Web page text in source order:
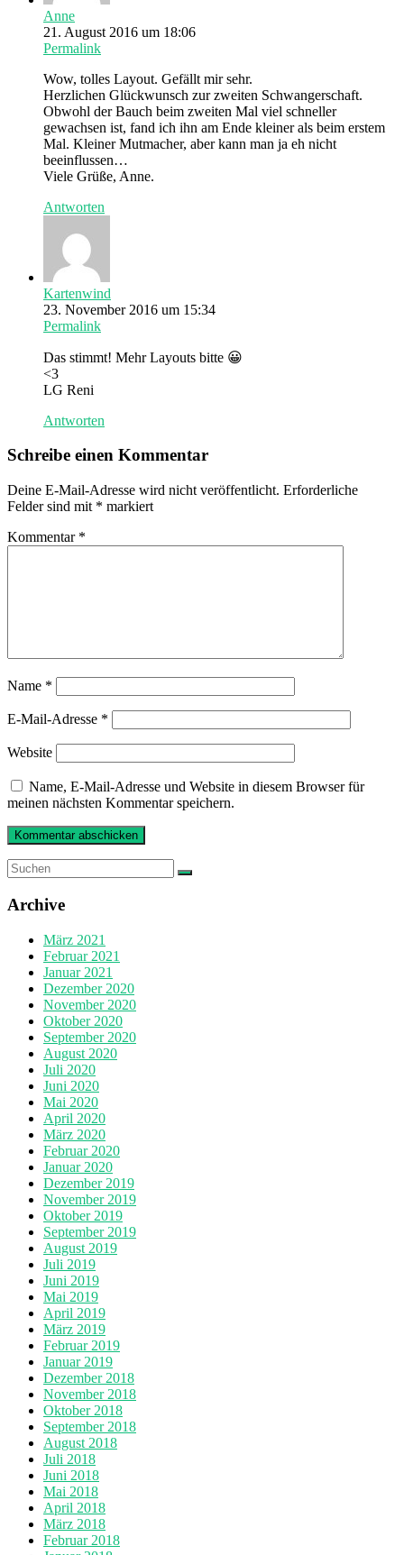
Anne
21. August 2016 um 18:06
Permalink
Wow, tolles Layout. Gefällt mir sehr.
Herzlichen Glückwunsch zur zweiten Schwangerschaft.
Obwohl der Bauch beim zweiten Mal viel schneller
gewachsen ist, fand ich ihn am Ende kleiner als beim erstem
Mal. Kleiner Mutmacher, aber kann man ja eh nicht
beeinflussen…
Viele Grüße, Anne.
Antworten
Kartenwind
23. November 2016 um 15:34
Permalink
Das stimmt! Mehr Layouts bitte 😀
<3
LG Reni
Antworten
Schreibe einen Kommentar
Deine E-Mail-Adresse wird nicht veröffentlicht. Erforderliche
Felder sind mit * markiert
Kommentar *
Name *
E-Mail-Adresse *
Website
Name, E-Mail-Adresse und Website in diesem Browser für
meinen nächsten Kommentar speichern.
Archive
März 2021
Februar 2021
Januar 2021
Dezember 2020
November 2020
Oktober 2020
September 2020
August 2020
Juli 2020
Juni 2020
Mai 2020
April 2020
März 2020
Februar 2020
Januar 2020
Dezember 2019
November 2019
Oktober 2019
September 2019
August 2019
Juli 2019
Juni 2019
Mai 2019
April 2019
März 2019
Februar 2019
Januar 2019
Dezember 2018
November 2018
Oktober 2018
September 2018
August 2018
Juli 2018
Juni 2018
Mai 2018
April 2018
März 2018
Februar 2018